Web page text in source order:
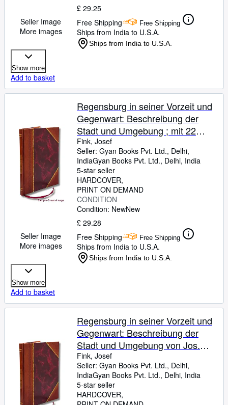
Seller Image
More images
£ 29.25
Free Shipping
Free Shipping
Ships from India to U.S.A.
Ships from India to U.S.A.
Show more
Add to basket
Seller Image
More images
Regensburg in seiner Vorzeit und
Gegenwart: Beschreibung der
Stadt und Umgebung ; mit 22
Abbildunge, einem Krtchen und
Stadtplan 1890 [Leather Bound]
Fink, Josef
Seller: Gyan Books Pvt. Ltd., Delhi,
IndiaGyan Books Pvt. Ltd., Delhi, India
5-star seller
HARDCOVER
PRINT ON DEMAND
CONDITION
Condition: NewNew
£ 29.28
Free Shipping
Free Shipping
Ships from India to U.S.A.
Ships from India to U.S.A.
Show more
Add to basket
Regensburg in seiner Vorzeit und
Gegenwart: Beschreibung der
Stadt und Umgebung von Jos.
Fink. Mit 22 Abbildungen, 1
Kärtchen und Stadtplan 1894
[Leather Bound]
Fink, Josef
Seller: Gyan Books Pvt. Ltd., Delhi,
IndiaGyan Books Pvt. Ltd., Delhi, India
5-star seller
HARDCOVER